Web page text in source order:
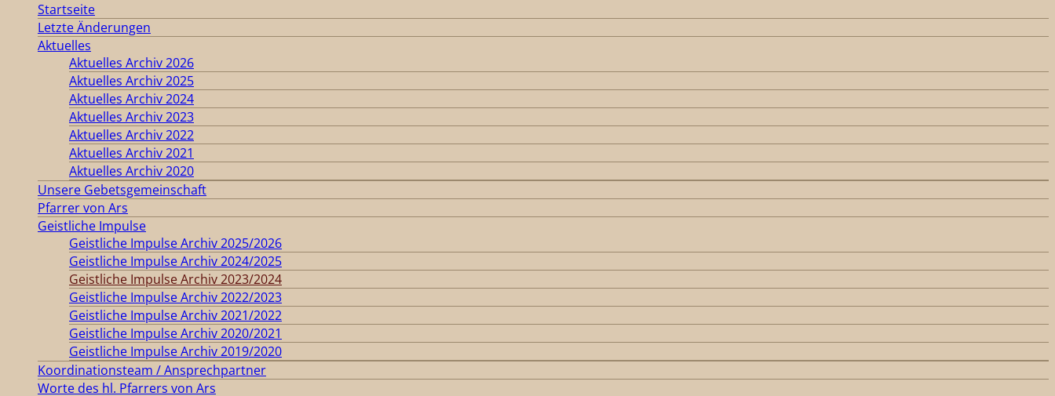
Startseite
Letzte Änderungen
Aktuelles
Aktuelles Archiv 2026
Aktuelles Archiv 2025
Aktuelles Archiv 2024
Aktuelles Archiv 2023
Aktuelles Archiv 2022
Aktuelles Archiv 2021
Aktuelles Archiv 2020
Unsere Gebetsgemeinschaft
Pfarrer von Ars
Geistliche Impulse
Geistliche Impulse Archiv 2025/2026
Geistliche Impulse Archiv 2024/2025
Geistliche Impulse Archiv 2023/2024
Geistliche Impulse Archiv 2022/2023
Geistliche Impulse Archiv 2021/2022
Geistliche Impulse Archiv 2020/2021
Geistliche Impulse Archiv 2019/2020
Koordinationsteam / Ansprechpartner
Worte des hl. Pfarrers von Ars